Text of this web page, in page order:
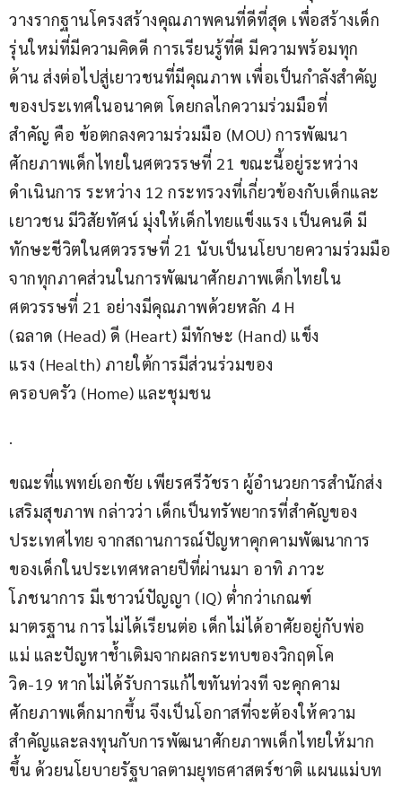
วางรากฐานโครงสร้างคุณภาพคนที่ดีที่สุด เพื่อสร้างเด็ก
รุ่นใหม่ที่มีความคิดดี การเรียนรู้ที่ดี มีความพร้อมทุก
ด้าน ส่งต่อไปสู่เยาวชนที่มีคุณภาพ เพื่อเป็นกำลังสำคัญ
ของประเทศในอนาคต โดยกลไกความร่วมมือที่
สำคัญ คือ ข้อตกลงความร่วมมือ (MOU) การพัฒนา
ศักยภาพเด็กไทยในศตวรรษที่ 21 ขณะนี้อยู่ระหว่าง
ดำเนินการ ระหว่าง 12 กระทรวงที่เกี่ยวข้องกับเด็กและ
เยาวชน มีวิสัยทัศน์ มุ่งให้เด็กไทยแข็งแรง เป็นคนดี มี
ทักษะชีวิตในศตวรรษที่ 21 นับเป็นนโยบายความร่วมมือ
จากทุกภาคส่วนในการพัฒนาศักยภาพเด็กไทยใน
ศตวรรษที่ 21 อย่างมีคุณภาพด้วยหลัก 4 H
(ฉลาด (Head) ดี (Heart) มีทักษะ (Hand) แข็ง
แรง (Health) ภายใต้การมีส่วนร่วมของ
ครอบครัว (Home) และชุมชน
.
ขณะที่แพทย์เอกชัย เพียรศรีวัชรา ผู้อำนวยการสำนักส่ง
เสริมสุขภาพ กล่าวว่า เด็กเป็นทรัพยากรที่สำคัญของ
ประเทศไทย จากสถานการณ์ปัญหาคุกคามพัฒนาการ
ของเด็กในประเทศหลายปีที่ผ่านมา อาทิ ภาวะ
โภชนาการ มีเชาวน์ปัญญา (IQ) ต่ำกว่าเกณฑ์
มาตรฐาน การไม่ได้เรียนต่อ เด็กไม่ได้อาศัยอยู่กับพ่อ
แม่ และปัญหาช้ำเติมจากผลกระทบของวิกฤตโค
วิด-19 หากไม่ได้รับการแก้ไขทันท่วงที จะคุกคาม
ศักยภาพเด็กมากขึ้น จึงเป็นโอกาสที่จะต้องให้ความ
สำคัญและลงทุนกับการพัฒนาศักยภาพเด็กไทยให้มาก
ขึ้น ด้วยนโยบายรัฐบาลตามยุทธศาสตร์ชาติ แผนแม่บท